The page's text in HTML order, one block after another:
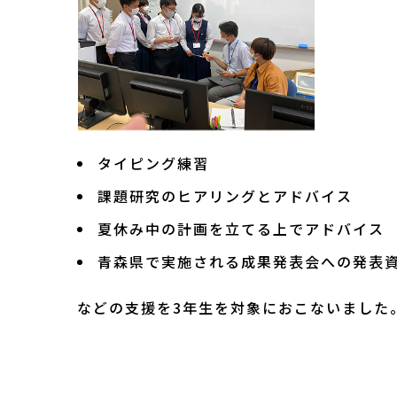
タイピング練習
課題研究のヒアリングとアドバイス
夏休み中の計画を立てる上でアドバイス
青森県で実施される成果発表会への発表
などの支援を3年生を対象におこないました。